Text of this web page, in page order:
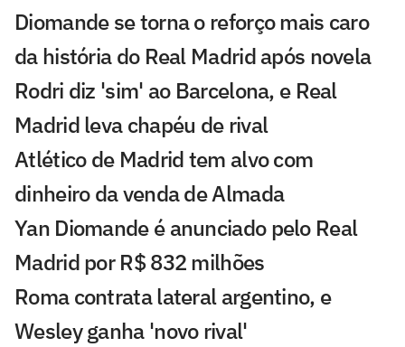
Diomande se torna o reforço mais caro
da história do Real Madrid após novela
Rodri diz 'sim' ao Barcelona, e Real
Madrid leva chapéu de rival
Atlético de Madrid tem alvo com
dinheiro da venda de Almada
Yan Diomande é anunciado pelo Real
Madrid por R$ 832 milhões
Roma contrata lateral argentino, e
Wesley ganha 'novo rival'